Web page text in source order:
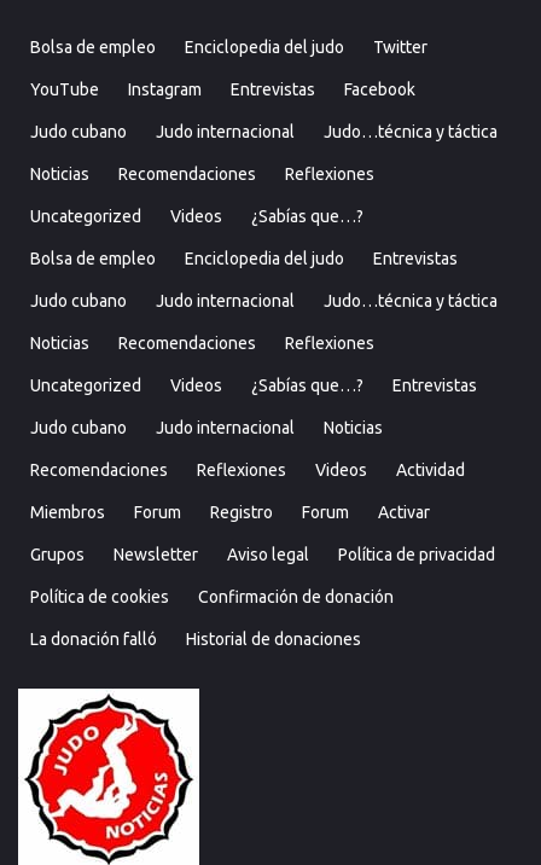
Bolsa de empleo Enciclopedia del judo Twitter
YouTube Instagram Entrevistas Facebook
Judo cubano Judo internacional Judo…técnica y táctica
Noticias Recomendaciones Reflexiones
Uncategorized Videos ¿Sabías que…?
Bolsa de empleo Enciclopedia del judo Entrevistas
Judo cubano Judo internacional Judo…técnica y táctica
Noticias Recomendaciones Reflexiones
Uncategorized Videos ¿Sabías que…? Entrevistas
Judo cubano Judo internacional Noticias
Recomendaciones Reflexiones Videos Actividad
Miembros Forum Registro Forum Activar
Grupos Newsletter Aviso legal Política de privacidad
Política de cookies Confirmación de donación
La donación falló Historial de donaciones